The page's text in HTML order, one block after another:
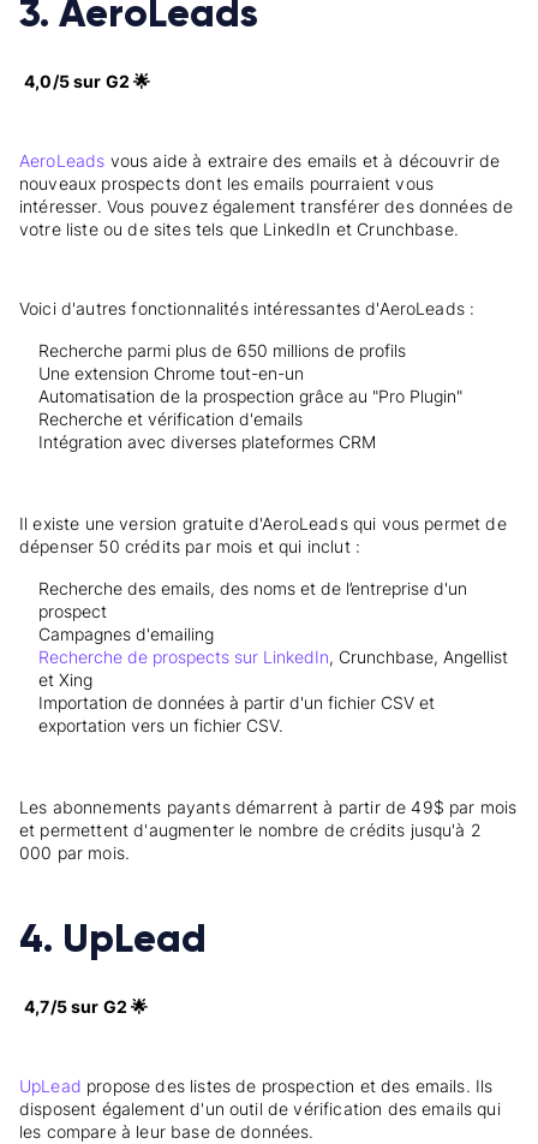
3. AeroLeads
4,0/5 sur G2 🌟
AeroLeads vous aide à extraire des emails et à découvrir de
nouveaux prospects dont les emails pourraient vous
intéresser. Vous pouvez également transférer des données de
votre liste ou de sites tels que LinkedIn et Crunchbase.
Voici d'autres fonctionnalités intéressantes d'AeroLeads :
Recherche parmi plus de 650 millions de profils
Une extension Chrome tout-en-un
Automatisation de la prospection grâce au "Pro Plugin"
Recherche et vérification d'emails
Intégration avec diverses plateformes CRM
Il existe une version gratuite d'AeroLeads qui vous permet de
dépenser 50 crédits par mois et qui inclut :
Recherche des emails, des noms et de l’entreprise d'un
prospect
Campagnes d'emailing
Recherche de prospects sur LinkedIn, Crunchbase, Angellist
et Xing
Importation de données à partir d'un fichier CSV et
exportation vers un fichier CSV.
Les abonnements payants démarrent à partir de 49$ par mois
et permettent d'augmenter le nombre de crédits jusqu'à 2
000 par mois.
4. UpLead
4,7/5 sur G2 🌟
UpLead propose des listes de prospection et des emails. Ils
disposent également d'un outil de vérification des emails qui
les compare à leur base de données.